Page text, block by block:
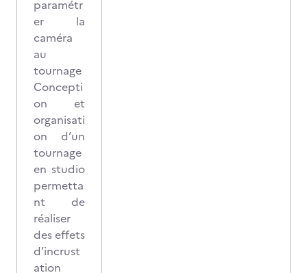
paramétr
er la
caméra
au
tournage
Concepti
on et
organisati
on d’un
tournage
en studio
permetta
nt de
réaliser
des effets
d’incrust
ation